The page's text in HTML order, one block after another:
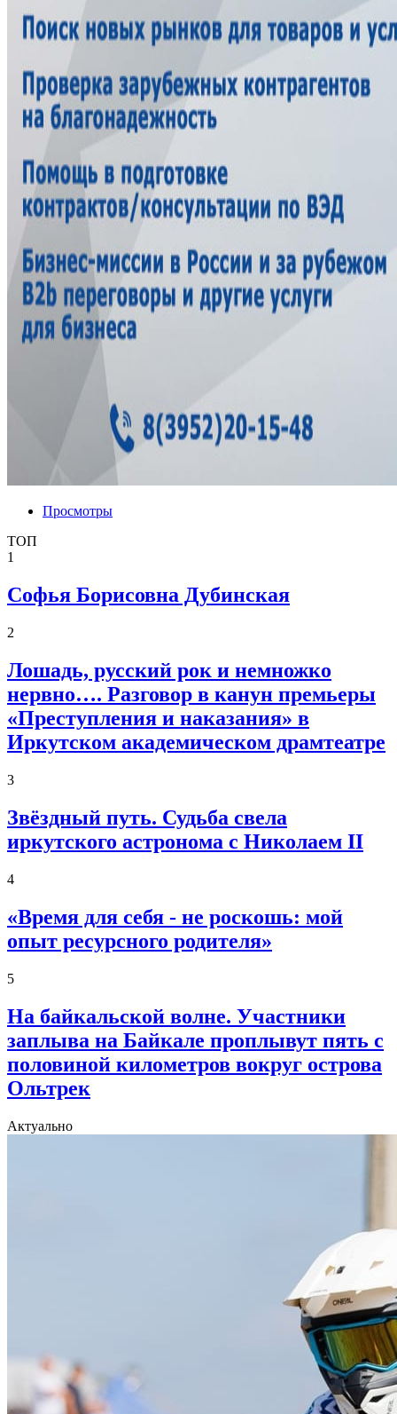
Просмотры
ТОП
1
Софья Борисовна Дубинская
2
Лошадь, русский рок и немножко
нервно…. Разговор в канун премьеры
«Преступления и наказания» в
Иркутском академическом драмтеатре
3
Звёздный путь. Судьба свела
иркутского астронома с Николаем II
4
«Время для себя - не роскошь: мой
опыт ресурсного родителя»
5
На байкальской волне. Участники
заплыва на Байкале проплывут пять с
половиной километров вокруг острова
Ольтрек
Актуально